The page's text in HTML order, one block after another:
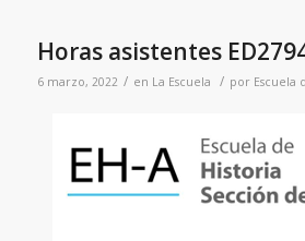
Horas asistentes
6 marzo, 2022 / en La Escuela / por Escuela